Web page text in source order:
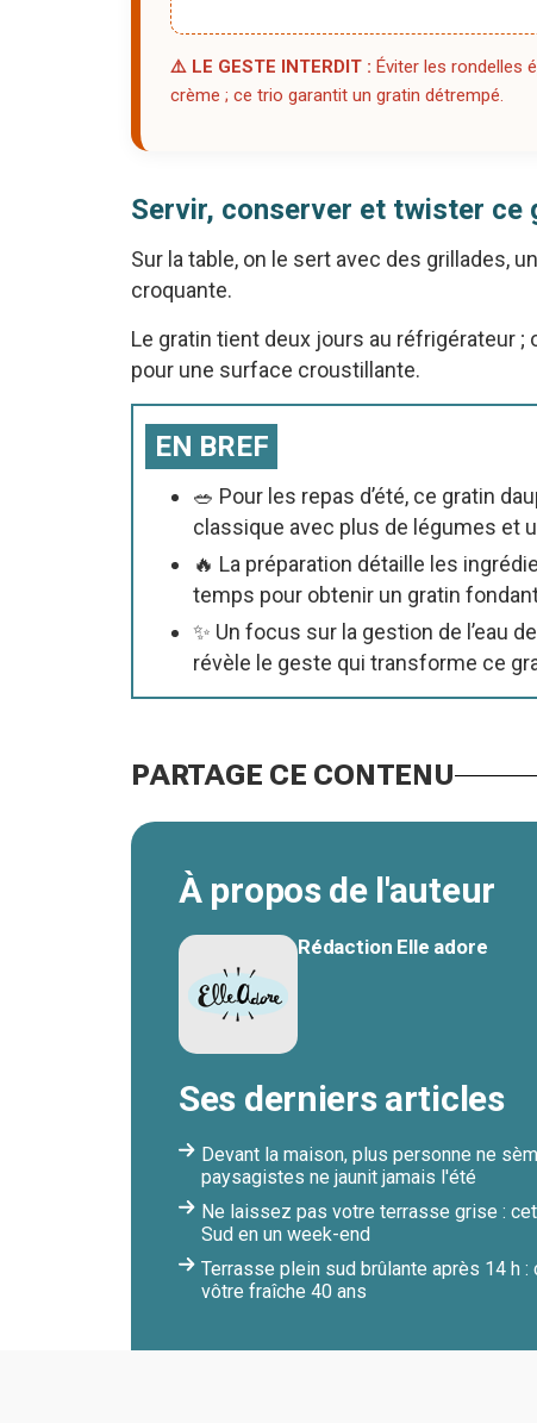
⚠️ LE GESTE INTERDIT : Éviter les rondelles
crème ; ce trio garantit un gratin détrempé.
Servir, conserver et twister ce
Sur la table, on le sert avec des grillades,
croquante.
Le gratin tient deux jours au réfrigérateur
pour une surface croustillante.
EN BREF
🥗 Pour les repas d’été, ce gratin
classique avec plus de légumes et
🔥 La préparation détaille les
temps pour obtenir un gratin
✨ Un focus sur la gestion de l’eau
révèle le geste qui transforme ce
PARTAGE CE CONTENU
À propos de l'auteur
Rédaction Elle adore
Ses derniers articles
Devant la maison, plus personne ne
paysagistes ne jaunit jamais l'été
Ne laissez pas votre terrasse grise :
Sud en un week-end
Terrasse plein sud brûlante après 14 h
vôtre fraîche 40 ans